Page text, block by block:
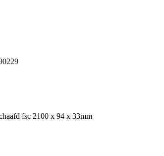
fsc 2100 x 94 x 33mm